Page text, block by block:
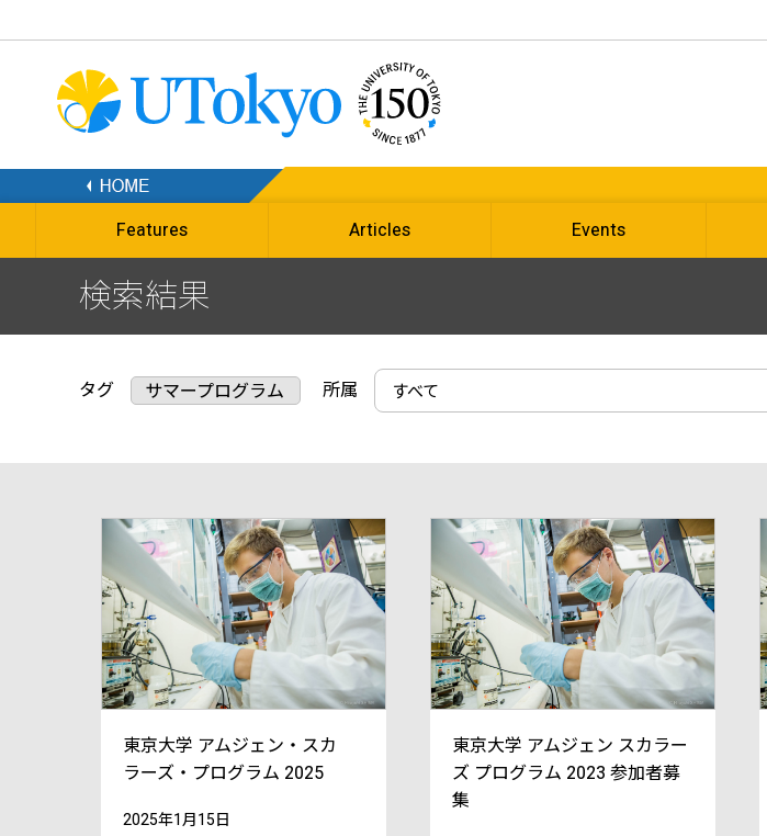
Features Articles Events
検索結果
タグ サマープログラム 所属
東京大学 アムジェン・スカ
ラーズ・プログラム 2025
2025年1月15日
東京大学 アムジェン スカラー
ズ プログラム 2023 参加者募
集